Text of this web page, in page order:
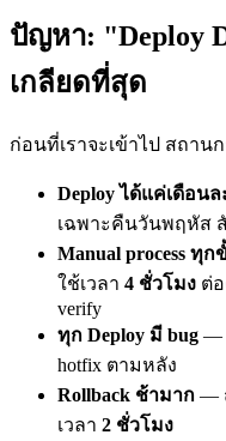
ปัญหา: "Deploy
เกลียดที่สุด
ก่อนที่เราจะเข้าไป สถา
Deploy ได้แค่เดือนล
เฉพาะคืนวันพฤหัส
Manual process ทุ
ใช้เวลา 4 ชั่วโมง ต่อ
verify
ทุก Deploy มี bug —
hotfix ตามหลัง
Rollback ช้ามาก —
เวลา 2 ชั่วโมง